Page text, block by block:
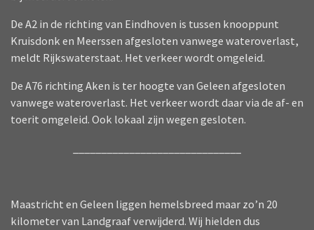
De A2 in de richting van Eindhoven is tussen knooppunt
Kruisdonk en Meerssen afgesloten vanwege wateroverlast,
meldt Rijkswaterstaat. Het verkeer wordt omgeleid.
De A76 richting Aken is ter hoogte van Geleen afgesloten
vanwege wateroverlast. Het verkeer wordt daar via de af- en
toerit omgeleid. Ook lokaal zijn wegen gesloten.
Maastricht en Geleen liggen hemelsbreed maar zo’n 20
kilometer van Landgraaf verwijderd. Wij hielden dus